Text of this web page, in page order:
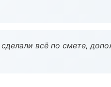
всё по смете,